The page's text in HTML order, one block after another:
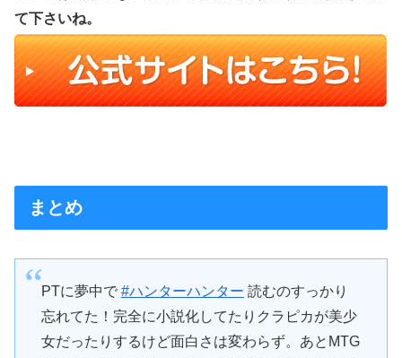
て下さいね。
まとめ
PTに夢中で #ハンターハンター 読むのすっかり
忘れてた！完全に小説化してたりクラピカが美少
女だったりするけど面白さは変わらず。あとMTG